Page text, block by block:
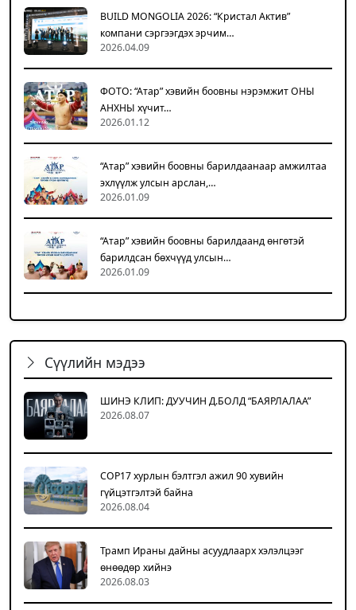
BUILD MONGOLIA 2026: “Кристал Актив”
компани сэргээгдэх эрчим…
2026.04.09
ФОТО: “Атар” хэвийн боовны нэрэмжит ОНЫ
АНХНЫ хүчит…
2026.01.12
“Атар” хэвийн боовны барилдаанаар амжилтаа
эхлүүлж улсын арслан,…
2026.01.09
“Атар” хэвийн боовны барилдаанд өнгөтэй
барилдсан бөхчүүд улсын…
2026.01.09
Сүүлийн мэдээ
ШИНЭ КЛИП: ДУУЧИН Д.БОЛД “БАЯРЛАЛАА”
2026.08.07
COP17 хурлын бэлтгэл ажил 90 хувийн
гүйцэтгэлтэй байна
2026.08.04
Трамп Ираны дайны асуудлаарх хэлэлцээг
өнөөдөр хийнэ
2026.08.03